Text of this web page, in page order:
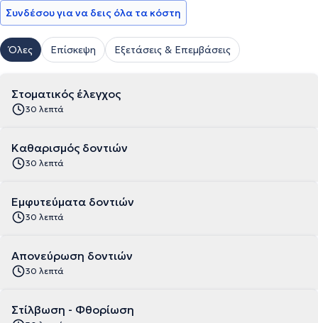
Συνδέσου για να δεις όλα τα κόστη
Όλες Επίσκεψη Εξετάσεις & Επεμβάσεις
Στοματικός έλεγχος
30 λεπτά
Καθαρισμός δοντιών
30 λεπτά
Εμφυτεύματα δοντιών
30 λεπτά
Απονεύρωση δοντιών
30 λεπτά
Στίλβωση - Φθορίωση